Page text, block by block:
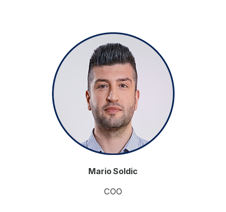
Mario Soldic
COO